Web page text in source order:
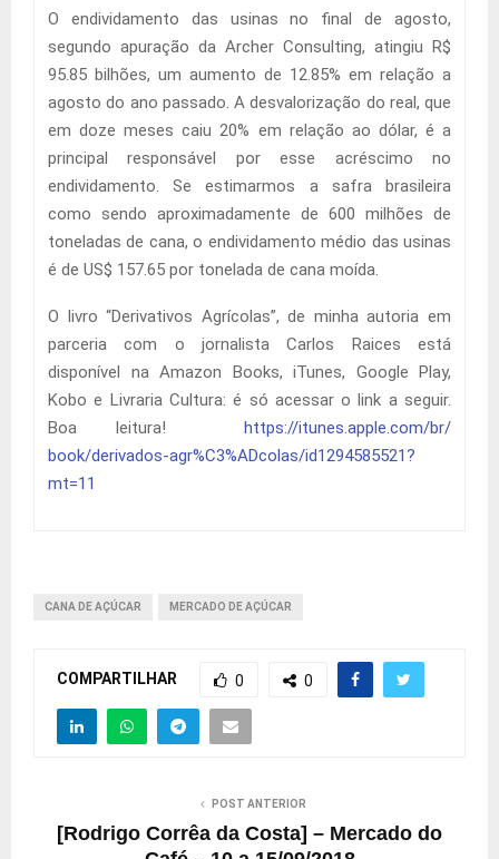
O endividamento das usinas no final de agosto,
segundo apuração da Archer Consulting, atingiu R$
95.85 bilhões, um aumento de 12.85% em relação a
agosto do ano passado. A desvalorização do real, que
em doze meses caiu 20% em relação ao dólar, é a
principal responsável por esse acréscimo no
endividamento. Se estimarmos a safra brasileira
como sendo aproximadamente de 600 milhões de
toneladas de cana, o endividamento médio das usinas
é de US$ 157.65 por tonelada de cana moída.
O livro “Derivativos Agrícolas”, de minha autoria em
parceria com o jornalista Carlos Raices está
disponível na Amazon Books, iTunes, Google Play,
Kobo e Livraria Cultura: é só acessar o link a seguir.
Boa leitura! https://itunes.apple.com/br/
book/derivados-agr%C3%ADcolas/id1294585521?
mt=11
CANA DE AÇÚCAR MERCADO DE AÇÚCAR
COMPARTILHAR 0 0
POST ANTERIOR
[Rodrigo Corrêa da Costa] – Mercado do